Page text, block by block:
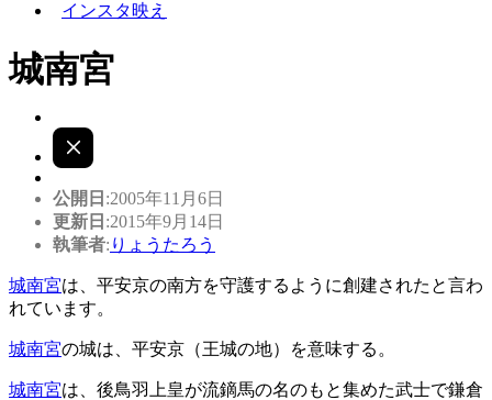
インスタ映え
城南宮
公開日 :2005年11月6日
更新日 :2015年9月14日
執筆者: りょうたろう
城南宮は、平安京の南方を守護するように創建されたと言わ
れています。
城南宮の城は、平安京（王城の地）を意味する。
城南宮は、後鳥羽上皇が流鏑馬の名のもと集めた武士で鎌倉